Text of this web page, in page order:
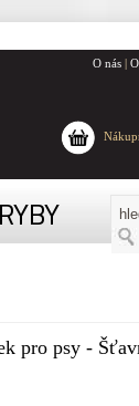
O nás |
pro psy -